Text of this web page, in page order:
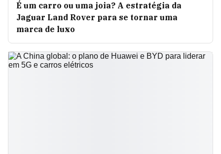
É um carro ou uma joia? A estratégia da
Jaguar Land Rover para se tornar uma
marca de luxo